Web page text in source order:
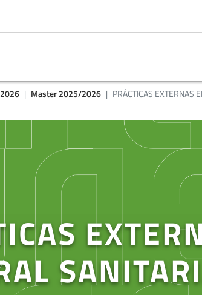
Master 2025/2026 PRÁCTICAS EXTERNAS